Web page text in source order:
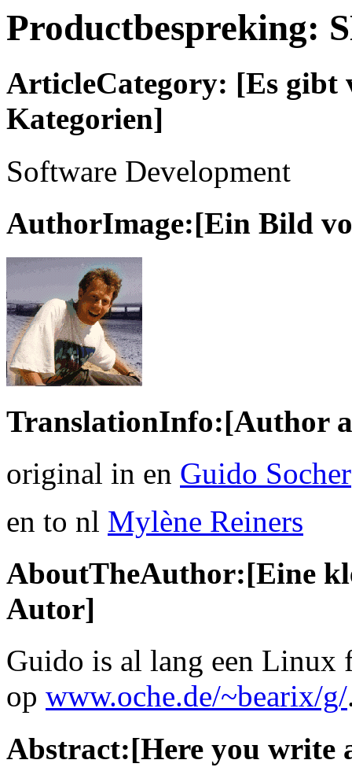
Productbespreking:
ArticleCategory: [Es gibt
Kategorien]
Software Development
AuthorImage:[Ein Bild
TranslationInfo:[Author
original in en Guido Socher
en to nl Mylène Reiners
AboutTheAuthor:[Eine
Autor]
Guido is al lang een
op www.oche.de/~bearix/g/
Abstract:[Here you write